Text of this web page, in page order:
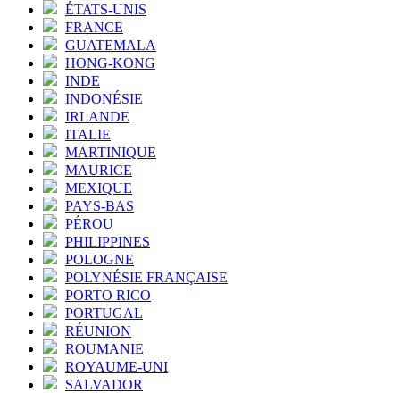
ÉTATS-UNIS
FRANCE
GUATEMALA
HONG-KONG
INDE
INDONÉSIE
IRLANDE
ITALIE
MARTINIQUE
MAURICE
MEXIQUE
PAYS-BAS
PÉROU
PHILIPPINES
POLOGNE
POLYNÉSIE FRANÇAISE
PORTO RICO
PORTUGAL
RÉUNION
ROUMANIE
ROYAUME-UNI
SALVADOR